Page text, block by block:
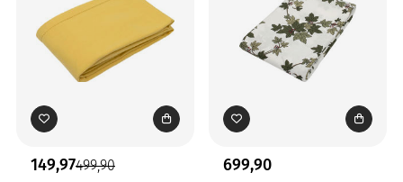
149,97499,90 699,90